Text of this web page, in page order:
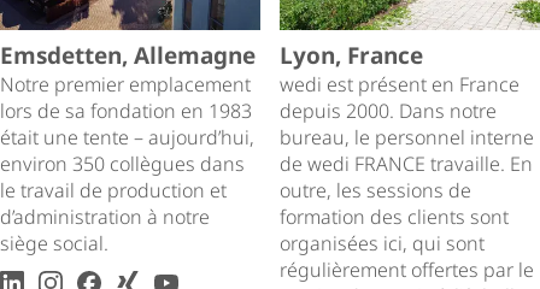
Emsdetten, Allemagne
Notre premier emplacement
lors de sa fondation en 1983
était une tente – aujourd’hui,
environ 350 collègues dans
le travail de production et
d’administration à notre
siège social.
LinkedInInstagram
facebook
xing youtube
Lyon, France
wedi est présent en France
depuis 2000. Dans notre
bureau, le personnel interne
de wedi FRANCE travaille. En
outre, les sessions de
formation des clients sont
organisées ici, qui sont
régulièrement offertes par le